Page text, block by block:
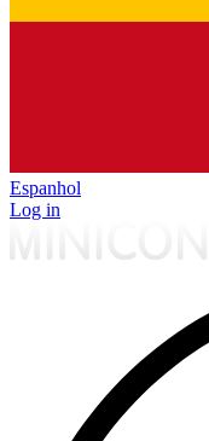
Espanhol
Log in